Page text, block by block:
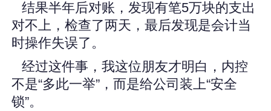
结果半年后对账，发现有笔5万块的支出
对不上，检查了两天，最后发现是会计当
时操作失误了。
经过这件事，我这位朋友才明白，内控
不是“多此一举”，而是给公司装上“安全
锁”。